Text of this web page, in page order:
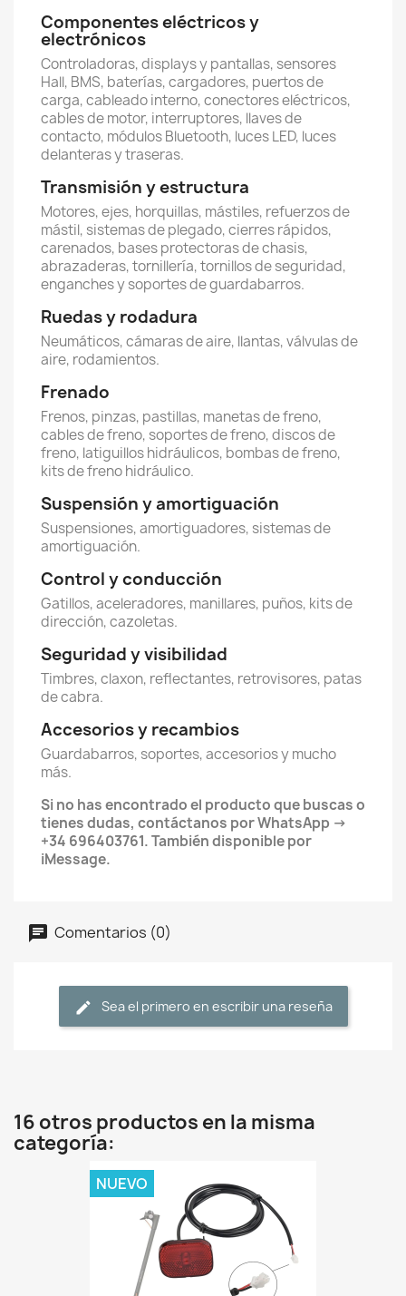
Componentes eléctricos y
electrónicos
Controladoras, displays y pantallas, sensores
Hall, BMS, baterías, cargadores, puertos de
carga, cableado interno, conectores eléctricos,
cables de motor, interruptores, llaves de
contacto, módulos Bluetooth, luces LED, luces
delanteras y traseras.
Transmisión y estructura
Motores, ejes, horquillas, mástiles, refuerzos de
mástil, sistemas de plegado, cierres rápidos,
carenados, bases protectoras de chasis,
abrazaderas, tornillería, tornillos de seguridad,
enganches y soportes de guardabarros.
Ruedas y rodadura
Neumáticos, cámaras de aire, llantas, válvulas de
aire, rodamientos.
Frenado
Frenos, pinzas, pastillas, manetas de freno,
cables de freno, soportes de freno, discos de
freno, latiguillos hidráulicos, bombas de freno,
kits de freno hidráulico.
Suspensión y amortiguación
Suspensiones, amortiguadores, sistemas de
amortiguación.
Control y conducción
Gatillos, aceleradores, manillares, puños, kits de
dirección, cazoletas.
Seguridad y visibilidad
Timbres, claxon, reflectantes, retrovisores, patas
de cabra.
Accesorios y recambios
Guardabarros, soportes, accesorios y mucho
más.
Si no has encontrado el producto que buscas o
tienes dudas, contáctanos por WhatsApp ->
+34 696403761. También disponible por
iMessage.
Comentarios (0)
Sea el primero en escribir una reseña
16 otros productos en la misma
categoría:
NUEVO